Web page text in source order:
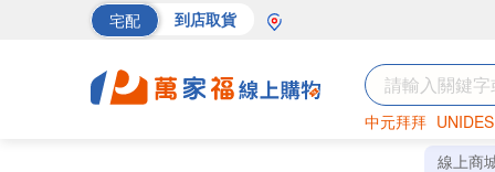
宅配 到店取貨
中元拜拜
罐頭 海苔
線上商